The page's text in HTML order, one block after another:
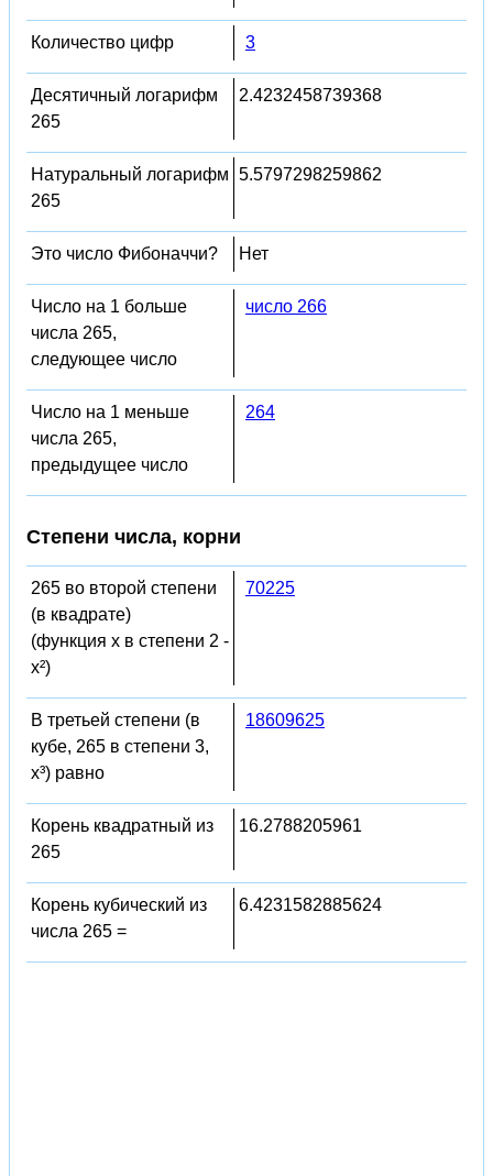
Количество цифр 3
Десятичный логарифм
265
2.4232458739368
Натуральный логарифм
265
5.5797298259862
Это число Фибоначчи? Нет
Число на 1 больше
числа 265,
следующее число
число 266
Число на 1 меньше
числа 265,
предыдущее число
264
Степени числа, корни
265 во второй степени
(в квадрате)
(функция x в степени 2 -
x²)
70225
В третьей степени (в
кубе, 265 в степени 3,
x³) равно
18609625
Корень квадратный из
265
16.2788205961
Корень кубический из
числа 265 =
6.4231582885624